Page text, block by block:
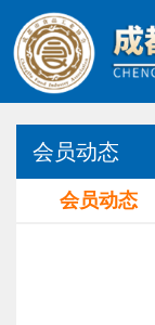
会员动态
会员动态